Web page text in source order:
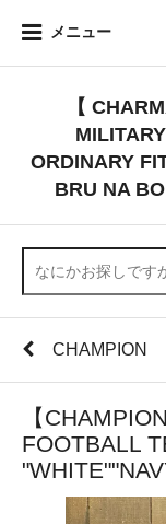
メニュー
【
ORDINARY
BRU NA
CHAMPION
【
FOOTBALL